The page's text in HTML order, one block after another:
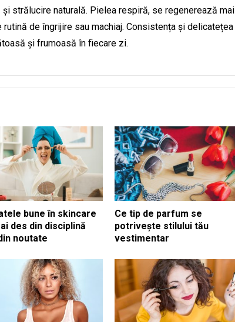
strălucire naturală. Pielea respiră, se regenerează mai
de îngrijire sau machiaj. Consistența și delicatețea
și frumoasă în fiecare zi.
bune în skincare
des din disciplină
noutate
Ce tip de parfum se
potrivește stilului tău
vestimentar